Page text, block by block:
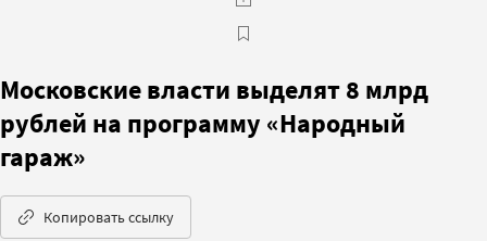
Московские власти выделят 8 млрд
рублей на программу «Народный
гараж»
Копировать ссылку